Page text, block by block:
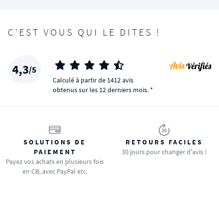
C'EST VOUS QUI LE DITES !
4,3/5
Calculé à partir de 1412 avis
obtenus sur les 12 derniers mois. *
SOLUTIONS DE
PAIEMENT
Payez vos achats en plusieurs fois
en CB, avec PayPal etc.
RETOURS FACILES
30 jours pour changer d'avis !